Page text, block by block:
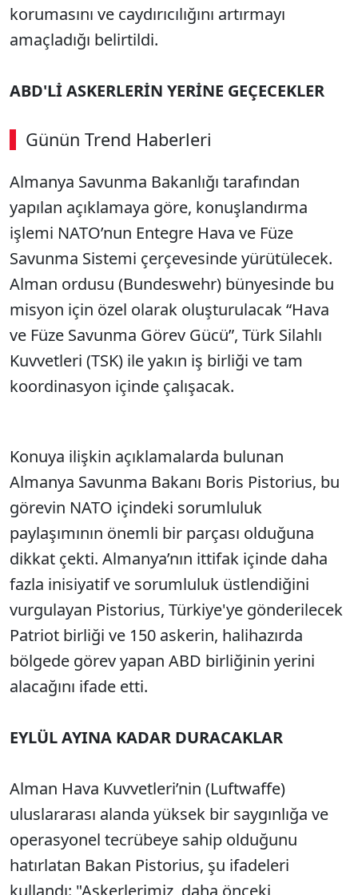
korumasını ve caydırıcılığını artırmayı
amaçladığı belirtildi.
ABD'Lİ ASKERLERİN YERİNE GEÇECEKLER
Günün Trend Haberleri
Almanya Savunma Bakanlığı tarafından
yapılan açıklamaya göre, konuşlandırma
işlemi NATO’nun Entegre Hava ve Füze
Savunma Sistemi çerçevesinde yürütülecek.
Alman ordusu (Bundeswehr) bünyesinde bu
misyon için özel olarak oluşturulacak “Hava
ve Füze Savunma Görev Gücü”, Türk Silahlı
Kuvvetleri (TSK) ile yakın iş birliği ve tam
koordinasyon içinde çalışacak.
Konuya ilişkin açıklamalarda bulunan
Almanya Savunma Bakanı Boris Pistorius, bu
görevin NATO içindeki sorumluluk
paylaşımının önemli bir parçası olduğuna
dikkat çekti. Almanya’nın ittifak içinde daha
fazla inisiyatif ve sorumluluk üstlendiğini
vurgulayan Pistorius, Türkiye'ye gönderilecek
Patriot birliği ve 150 askerin, halihazırda
bölgede görev yapan ABD birliğinin yerini
alacağını ifade etti.
EYLÜL AYINA KADAR DURACAKLAR
Alman Hava Kuvvetleri’nin (Luftwaffe)
uluslararası alanda yüksek bir saygınlığa ve
operasyonel tecrübeye sahip olduğunu
hatırlatan Bakan Pistorius, şu ifadeleri
kullandı: "Askerlerimiz, daha önceki